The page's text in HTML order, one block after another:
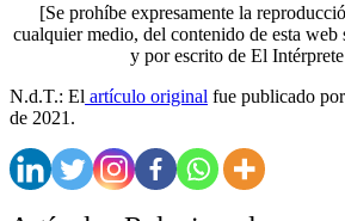
[Se prohíbe expresamente la
cualquier medio, del contenido de esta web
y por escrito de El
N.d.T.: El artículo original fue publicado
de 2021.